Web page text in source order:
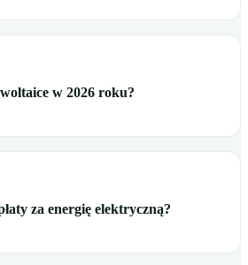
w 2026 roku?
za energię elektryczną?